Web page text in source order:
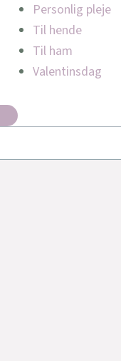
Personlig pleje
Til hende
Til ham
Valentinsdag